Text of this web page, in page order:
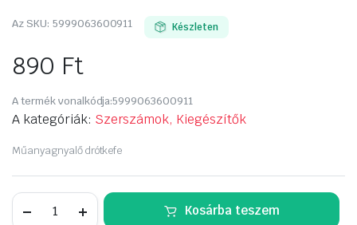
Az SKU: 5999063600911 Készleten
890 Ft
A termék vonalkódja:5999063600911
A kategóriák: Szerszámok, Kiegészítők
Műanyagnyalő drótkefe
műa.
Kosárba teszem